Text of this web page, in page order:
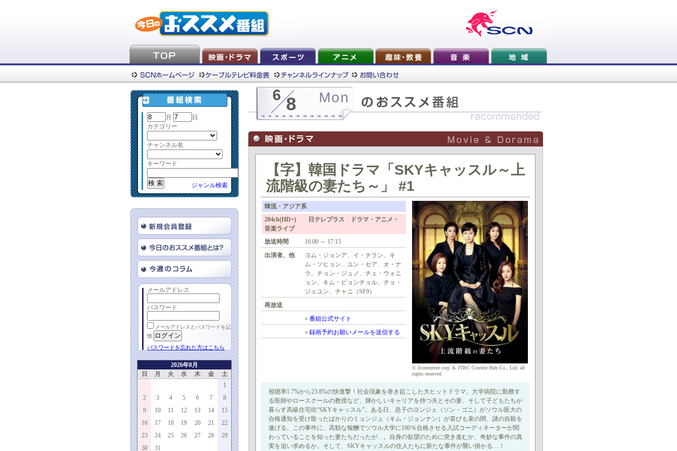
月
日
カテゴリー
チャンネル名
キーワード
ジャンル検索
メールアドレス
パスワード
メールアドレスとパスワードを記
憶
パスワードを忘れた方はこちら
2026年8月
日
月 火 水 木 金
土
1
2
3 4 5 6 7
8
9
10 11 12 13 14
15
16
17 18 19 20 21
22
23
24 25 26 27 28
29
30
31
6 8 Mon
【字】韓国ドラマ「SKYキャッスル～上
流階級の妻たち～」 #1
韓流・アジア系
284ch(HD+) 日テレプラス ドラマ・アニメ・
音楽ライブ
放送時間
16:00 ～ 17:15
出演者、他
ヨム・ジョンア、イ・テラン、キ
ム・ソヒョン、ユン・セア、オ・ナ
ラ、チョン・ジュノ、チェ・ウォニ
ョン、キム・ビョンチョル、チョ・
ジェユン、チャニ（SF9）
再放送
» 番組公式サイト
» 録画予約お願いメールを送信する
© Jcontentree corp ＆ JTBC Content Hub Co., Ltd. all
rights reserved.
視聴率1.7%から23.8%の快進撃！社会現象を巻き起こした大ヒットドラマ。大学病院に勤務す
る医師やロースクールの教授など、輝かしいキャリアを持つ夫とその妻、そして子どもたちが
暮らす高級住宅街“SKYキャッスル”。ある日、息子のヨンジェ（ソン・ゴニ）がソウル医大の
合格通知を受け取ったばかりのミョンジュ（キム・ジョンナン）が喜びも束の間、謎の自殺を
遂げる。この事件に、高額な報酬でソウル大学に100％合格させる入試コーディネーターが関
わっていることを知った妻たちだったが…。自身の欲望のために突き進むか、奇妙な事件の真
実を追い求めるか。そして、SKYキャッスルの住人たちに新たな事件が襲い掛かる…！